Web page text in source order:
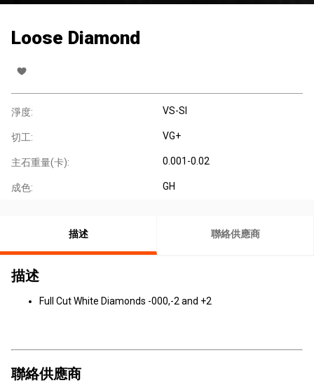
Loose Diamond
淨度: VS-SI
切工: VG+
主石重量(卡): 0.001-0.02
成色: GH
描述 聯絡供應商
描述
Full Cut White Diamonds -000,-2 and +2
聯絡供應商